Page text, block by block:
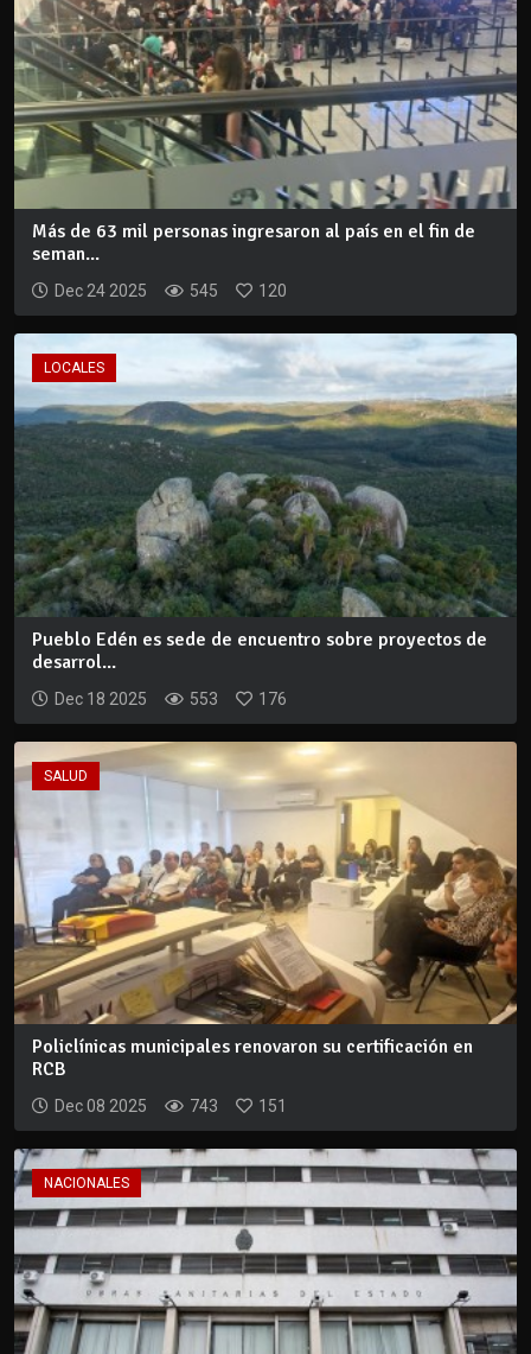
Más de 63 mil personas ingresaron al país en el fin de
seman...
Dec 24 2025 545 120
LOCALES
Pueblo Edén es sede de encuentro sobre proyectos de
desarrol...
Dec 18 2025 553 176
SALUD
Policlínicas municipales renovaron su certificación en
RCB
Dec 08 2025 743 151
NACIONALES